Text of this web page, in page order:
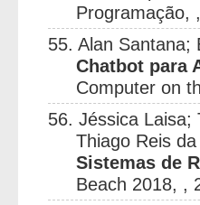
Programação,
55. Alan
Chatbot para
Computer on
56. Jéssica Laisa;
Thiago Reis
Sistemas de
Beach 2018, ,